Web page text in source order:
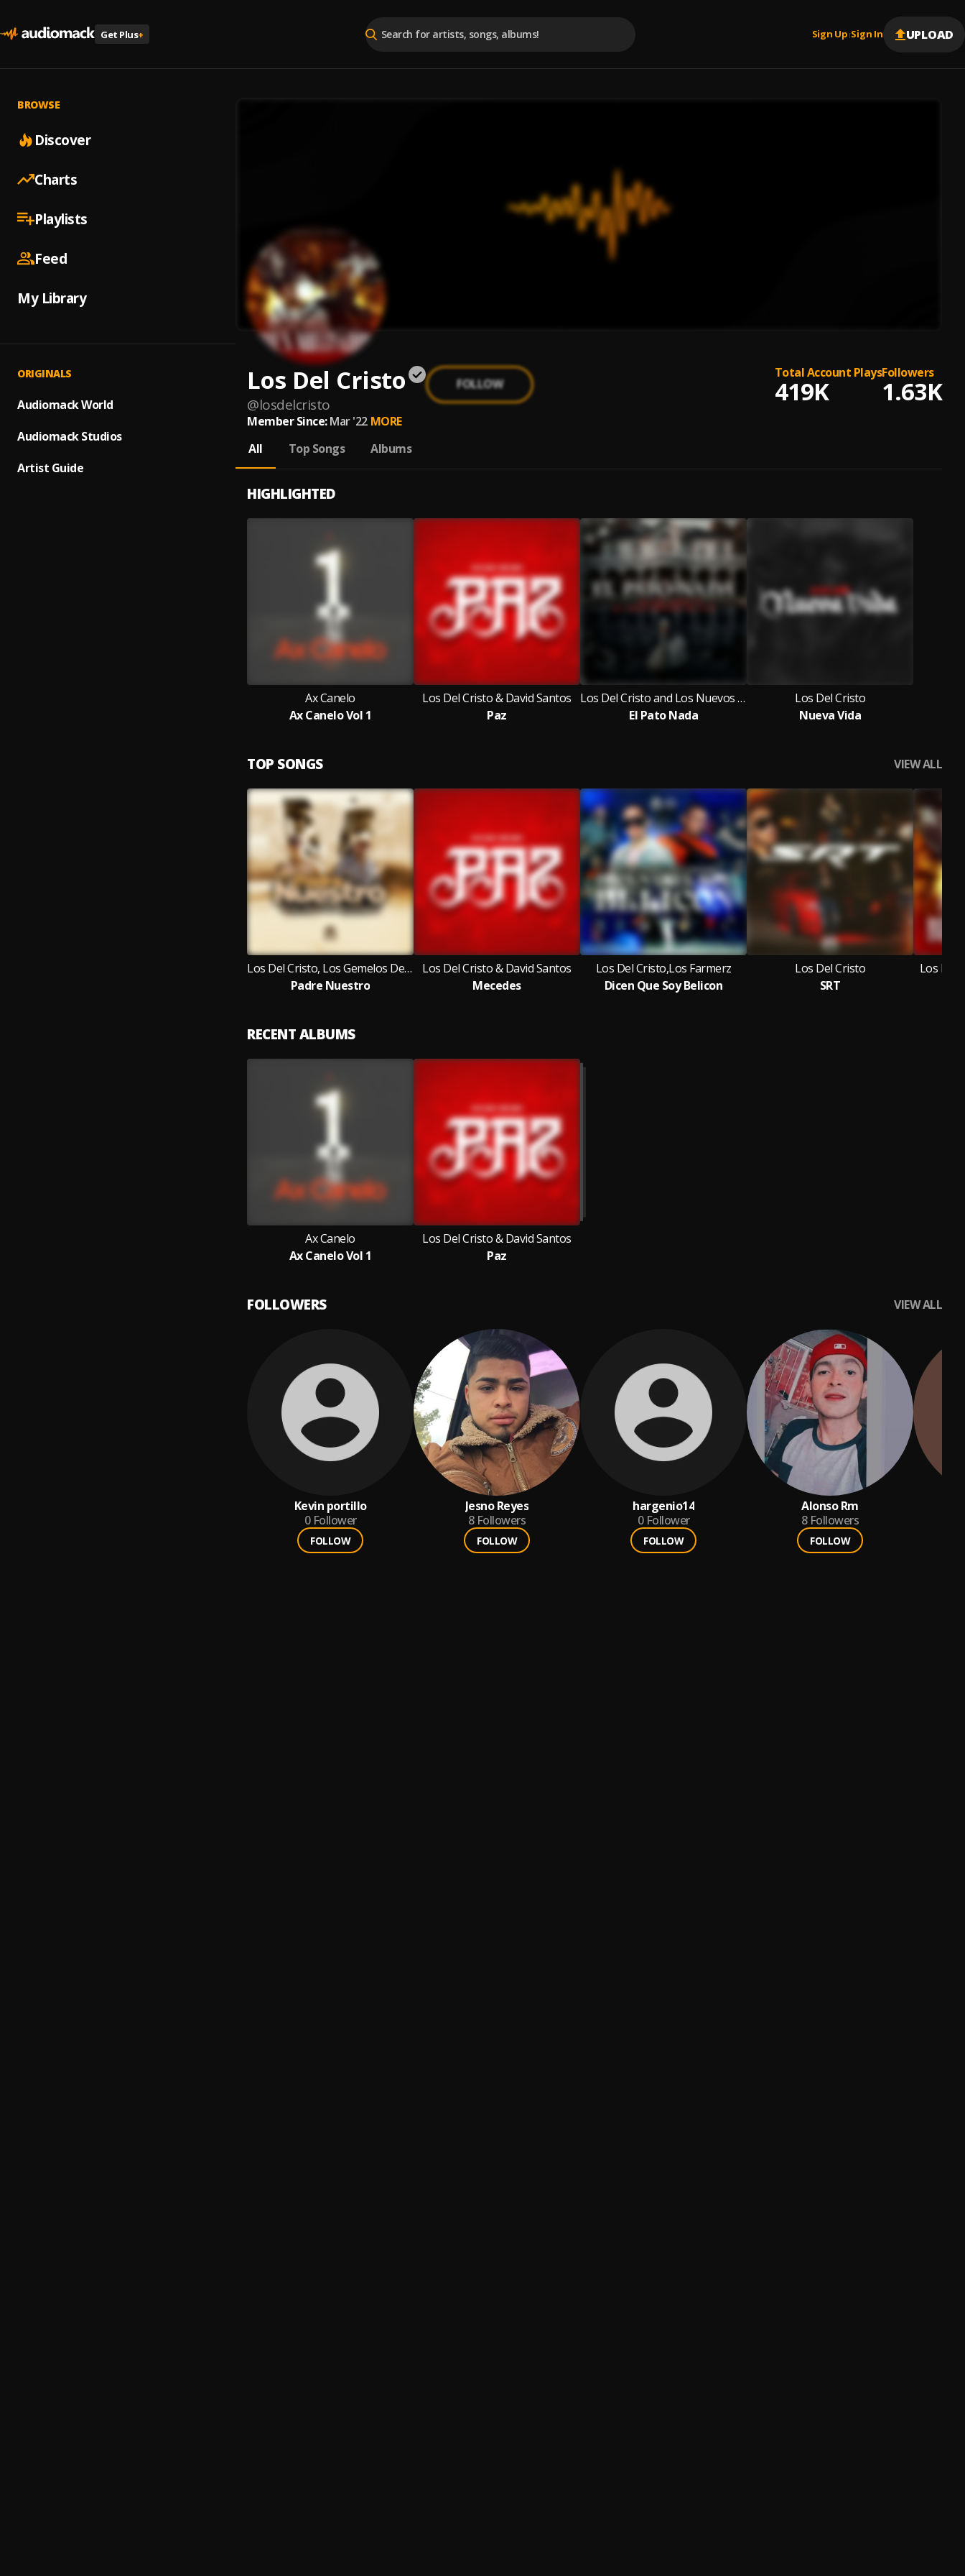
Get Plus+ Sign Up |Sign In UPLOAD
BROWSE
Discover
Charts
Playlists
Feed
My Library
ORIGINALS
Audiomack World
Audiomack Studios
Artist Guide
Los Del Cristo
@losdelcristo
FOLLOW
Total Account Plays
419K
Followers
1.63K
Member Since: Mar '22 MORE
All
Top Songs Albums
HIGHLIGHTED
Ax Canelo
Ax Canelo Vol 1
Los Del Cristo & David Santos
Paz
Los Del Cristo and Los Nuevos Originales Del Bajio
El Pato Nada
Los Del Cristo
Nueva Vida
TOP SONGS VIEW ALL
Los Del Cristo, Los Gemelos De Sinaloa
Padre Nuestro
Los Del Cristo & David Santos
Mecedes
Los Del Cristo,Los Farmerz
Dicen Que Soy Belicon
Los Del Cristo
SRT
Los Del
RECENT ALBUMS
Ax Canelo
Ax Canelo Vol 1
Los Del Cristo & David Santos
Paz
FOLLOWERS VIEW ALL
Kevin portillo
0 Follower
FOLLOW
Jesno Reyes
8 Followers
FOLLOW
hargenio14
0 Follower
FOLLOW
Alonso Rm
8 Followers
FOLLOW